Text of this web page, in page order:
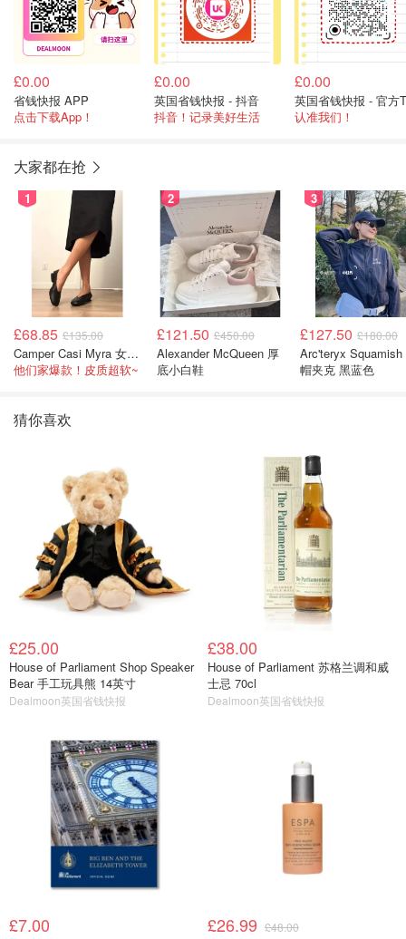
£0.00
省钱快报 APP
点击下载App！
£0.00
英国省钱快报 - 抖音
抖音！记录美好生活
£0.00
认准我们！
大家都在抢
1
£68.85 £135.00
Camper Casi Myra 女士乐福鞋
他们家爆款！皮质超软~
2
£121.50 £450.00
Alexander McQueen 厚
底小白鞋
3
£127.50 £180.00
Arc'teryx Squamish
帽夹克 黑蓝色
猜你喜欢
£25.00
House of Parliament Shop Speaker
Bear 手工玩具熊 14英寸
Dealmoon英国省钱快报
£38.00
House of Parliament 苏格兰调和威
士忌 70cl
Dealmoon英国省钱快报
£7.00 £26.99 £48.00